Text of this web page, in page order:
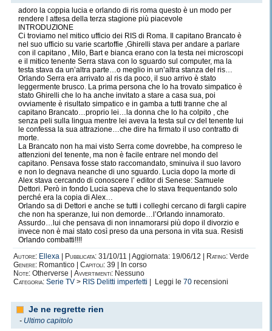
adoro la coppia lucia e orlando di ris roma questo è un modo per
rendere l attesa della terza stagione più piacevole
INTRODUZIONE
Ci troviamo nel mitico ufficio dei RIS di Roma. Il capitano Brancato è
nel suo ufficio su varie scartoffie ,Ghirelli stava per andare a parlare
con il capitano , Milo, Bart e bianca erano con la testa nei microscopi
e il mitico tenente Serra stava con lo sguardo sul computer, ma la
testa stava da un’altra parte…o meglio in un’altra stanza del ris…
Orlando Serra era arrivato al ris da poco, il suo arrivo è stato
leggermente brusco. La prima persona che lo ha trovato simpatico è
stato Ghirelli che lo ha anche invitato a stare a casa sua, poi
ovviamente è risultato simpatico e in gamba a tutti tranne che al
capitano Brancato…proprio lei…la donna che lo ha colpito , che
senza peli sulla lingua mentre lei aveva la testa sul cv del tenente lui
le confessa la sua attrazione…che dire ha firmato il uso contratto di
morte.
La Brancato non ha mai visto Serra come dovrebbe, ha compreso le
attenzioni del tenente, ma non è facile entrare nel mondo del
capitano. Pensava fosse stato raccomandato, sminuiva il suo lavoro
e non lo degnava neanche di uno sguardo. Lucia dopo la morte di
Alex stava cercando di conoscere l’ editor di Senese: Samuele
Dettori. Però in fondo Lucia sapeva che lo stava frequentando solo
perché era la copia di Alex…
Orlando sa di Dettori e anche se tutti i colleghi cercano di fargli capire
che non ha speranze, lui non demorde…l’Orlando innamorato.
Assurdo…lui che pensava di non innamorarsi più dopo il divorzio e
invece non è mai stato così preso da una persona in vita sua. Resisti
Orlando combatti!!!!
Autore: Ellexa Pubblicata: 31/10/11 | Aggiornata: 19/06/12 | Rating: Verde
Genere: Romantico | Capitoli: 39 | In corso
Note: Otherverse | Avvertimenti: Nessuno
Categoria: Serie TV > RIS Delitti imperfetti | Leggi le 70 recensioni
Je ne regrette rien
- Ultimo capitolo